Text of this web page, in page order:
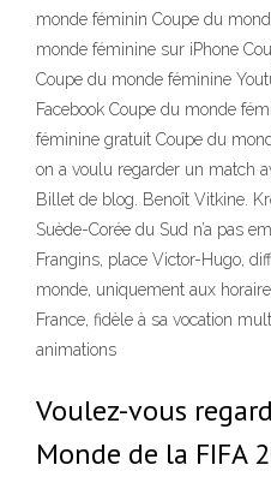
monde féminin Coupe du
monde féminine sur iPhone
Coupe du monde féminine
Facebook Coupe du monde
féminine gratuit Coupe du
on a voulu regarder un match
Billet de blog. Benoît Vitkine.
Suède-Corée du Sud n’a pas
Frangins, place Victor-Hugo,
monde, uniquement aux
France, fidèle à sa vocation
animations
Voulez-vous
Monde de la FIFA